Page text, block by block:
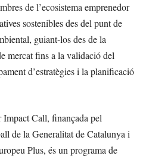
de l’ecosistema emprenedor
sostenibles des del punt de
guiant-los des de la
mercat fins a la validació del
d’estratègies i la planificació
Call, finançada pel
de la Generalitat de Catalunya i
Plus, és un programa de